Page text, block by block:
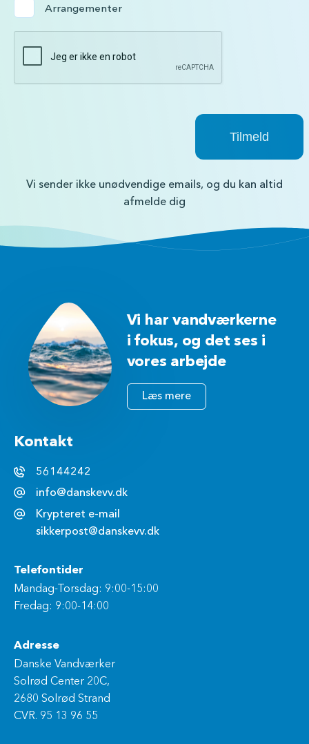
Arrangementer
Vi sender ikke unødvendige emails, og du kan altid
afmelde dig
Vi har vandværkerne
i fokus, og det ses i
vores arbejde
Læs mere
Kontakt
56144242
info@danskevv.dk
Krypteret e-mail
sikkerpost@danskevv.dk
Telefontider
Mandag-Torsdag: 9:00-15:00
Fredag: 9:00-14:00
Adresse
Danske Vandværker
Solrød Center 20C,
2680 Solrød Strand
CVR. 95 13 96 55